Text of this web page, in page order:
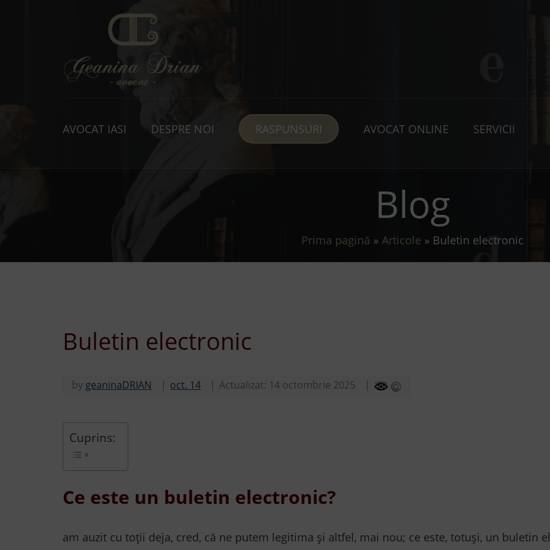
AVOCAT IASI DESPRE NOI RASPUNSURI AVOCAT ONLINE SERVICII
Blog
Prima pagină » Articole » Buletin electronic
Buletin electronic
by geaninaDRIAN oct. 14 Actualizat: 14 octombrie 2025
Cuprins:
Ce este un buletin electronic?
am auzit cu toții deja, cred, că ne putem legitima și altfel, mai nou; ce este, totuși, un buletin